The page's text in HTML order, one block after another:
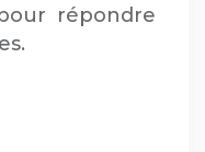
répondre